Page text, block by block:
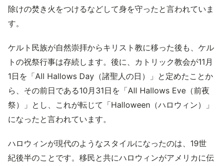
除けの焚き火をつけるなどして身を守ったと言われていま
す。
ケルト民族が自然崇拝からキリスト教に移った後も、ケル
トの祝祭行事は存続します。後に、カトリック教会が11月
1日を「All Hallows Day（諸聖人の日）」と定めたことか
ら、その前日である10月31日を「All Hallows Eve（前夜
祭）」とし、これが転じて「Halloween（ハロウィン）」
になったと言われています。
ハロウィンが現代のようなスタイルになったのは、19世
紀後半のことです。移民と共にハロウィンがアメリカに伝